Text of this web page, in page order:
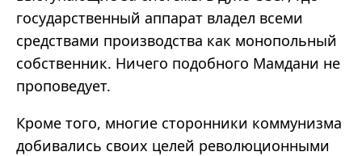
государственный аппарат владел всеми
средствами производства как монопольный
собственник. Ничего подобного Мамдани не
проповедует.
Кроме того, многие сторонники коммунизма
добивались своих целей революционными